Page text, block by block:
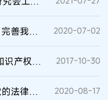
以民法典颁布为契机，完善我国知识产权法律制度——访中国知识产权法学研究会副会长、中国政法大学钱端升讲座教授冯晓青 2020-07-02
专家研讨《民法典》“知识产权编” 2017-10-30
​民法典中知识产权条款的法律适用价值 2020-08-17